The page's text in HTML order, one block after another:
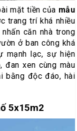
mặt tiền của mẫu
trang trí khá nhiều
căn nhà trong
ở ban công khá
mạnh lạc, sự hiện
đan xen cùng màu
bằng độc đáo, hài
5x15m2